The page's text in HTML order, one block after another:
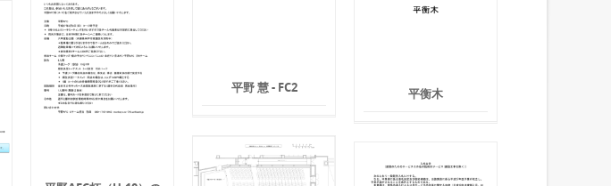
平野 慧 - FC2 平衡木